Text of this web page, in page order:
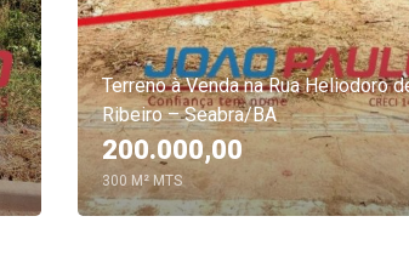
Terreno à Venda na Rua Heliodoro
Ribeiro – Seabra/BA
200.000,00
300 M² MTS